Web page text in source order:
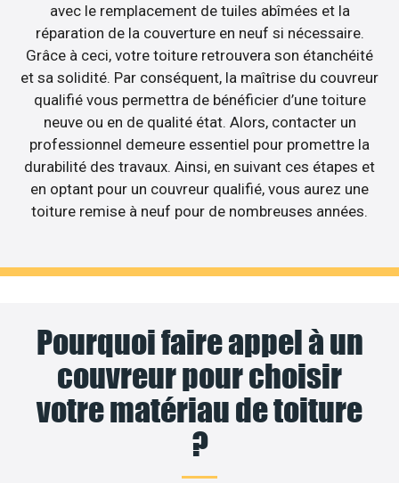
avec le remplacement de tuiles abîmées et la
réparation de la couverture en neuf si nécessaire.
Grâce à ceci, votre toiture retrouvera son étanchéité
et sa solidité. Par conséquent, la maîtrise du couvreur
qualifié vous permettra de bénéficier d’une toiture
neuve ou en de qualité état. Alors, contacter un
professionnel demeure essentiel pour promettre la
durabilité des travaux. Ainsi, en suivant ces étapes et
en optant pour un couvreur qualifié, vous aurez une
toiture remise à neuf pour de nombreuses années.
Pourquoi faire appel à un
couvreur pour choisir
votre matériau de toiture
?